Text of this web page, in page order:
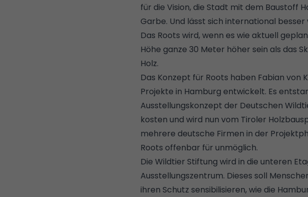
für die Vision, die Stadt mit dem Baustoff
Garbe. Und lässt sich international
Das Roots wird, wenn es wie aktuell
Höhe ganze 30 Meter höher sein als das
Holz.
Das Konzept für Roots haben Fabian
Projekte in Hamburg entwickelt. Es
Ausstellungskonzept der Deutschen
kosten und wird nun vom Tiroler
mehrere deutsche Firmen in der
Roots offenbar für unmöglich.
Die Wildtier Stiftung wird in die unteren
Ausstellungszentrum. Dieses soll
ihren Schutz sensibilisieren, wie die